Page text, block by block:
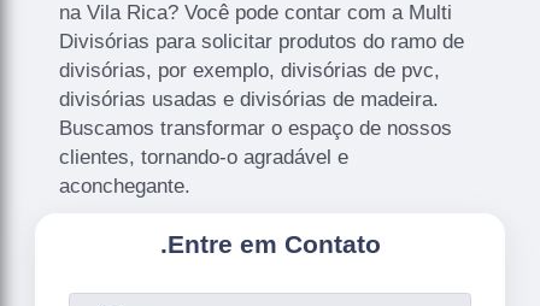
na Vila Rica? Você pode contar com a Multi
Divisórias para solicitar produtos do ramo de
divisórias, por exemplo, divisórias de pvc,
divisórias usadas e divisórias de madeira.
Buscamos transformar o espaço de nossos
clientes, tornando-o agradável e
aconchegante.
.Entre em Contato